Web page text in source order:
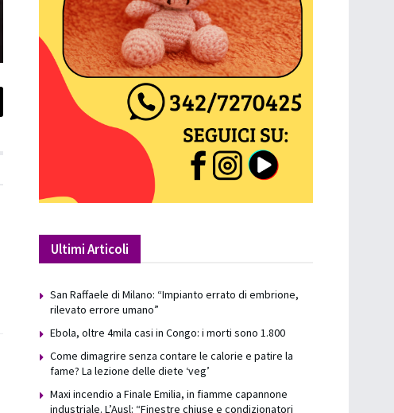
Ultimi Articoli
San Raffaele di Milano: “Impianto errato di embrione,
rilevato errore umano”
Ebola, oltre 4mila casi in Congo: i morti sono 1.800
Come dimagrire senza contare le calorie e patire la
fame? La lezione delle diete ‘veg’
Maxi incendio a Finale Emilia, in fiamme capannone
industriale. L’Ausl: “Finestre chiuse e condizionatori